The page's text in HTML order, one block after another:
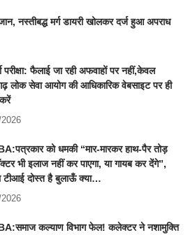
नस्तीबद्ध मर्ग डायरी खोलकर दर्ज हुआ अपराध
परीक्षा: फैलाई जा रही अफवाहों पर नहीं,केवल
लोक सेवा आयोग की आधिकारिक वेबसाइट पर ही
को धमकी “मार-मारकर हाथ-पैर तोड़
भी इलाज नहीं कर पाएगा, या गायब कर देंगे”,
टीआई दोस्त है बुलाऊँ क्या…
कल्याण विभाग फेल! कलेक्टर ने नशामुक्ति